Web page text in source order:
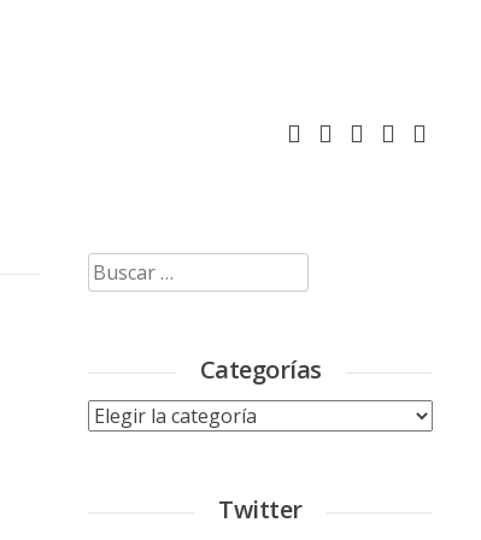
Buscar:
Categorías
Categorías
Twitter